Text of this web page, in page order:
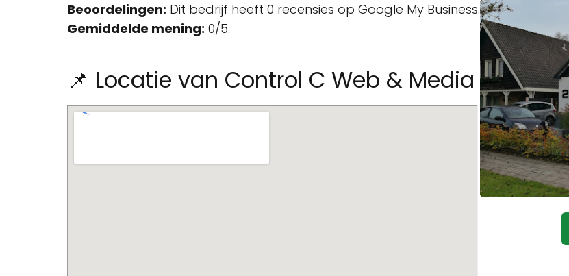
Beoordelingen: Dit bedrijf heeft 0 recensies op Google My Business.
Gemiddelde mening: 0/5.
📌 Locatie van Control C Web & Media